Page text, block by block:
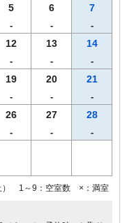
更となる場合がございま
5
-
6
-
7
-
12
-
13
-
14
-
19
-
20
-
21
-
26
-
27
-
28
-
） 1～9：空室数 ×：満室